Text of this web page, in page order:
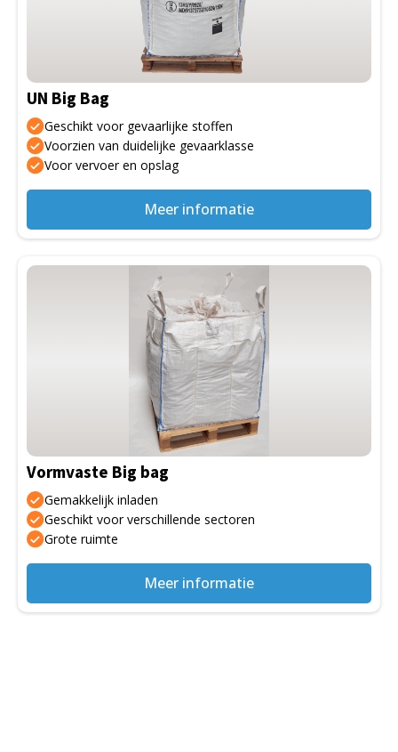
UN Big Bag
Geschikt voor gevaarlijke stoffen
Voorzien van duidelijke gevaarklasse
Voor vervoer en opslag
Meer informatie
gekozen
worden
op
de
productpagina
Vormvaste Big bag
Gemakkelijk inladen
Geschikt voor verschillende sectoren
Grote ruimte
Meer informatie
Dit
gekozen
worden
op
de
productpagina